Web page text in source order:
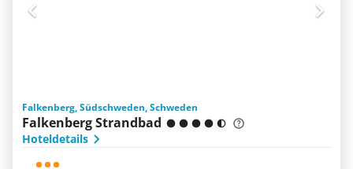
Falkenberg, Südschweden, Schweden
Falkenberg Strandbad
Hoteldetails